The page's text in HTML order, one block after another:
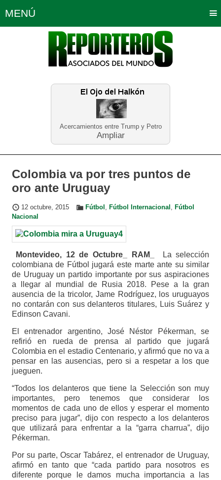
Acercamientos entre Trump y Petro
Ampliar
MENÚ
Política Opinión Bogotá
Planeta Tierra Deportes
Educación Neira
Colombia va por tres puntos de
oro ante Uruguay
12 octubre, 2015 Fútbol , Fútbol Internacional , Fútbol
Nacional
Montevideo, 12 de Octubre_ RAM_
La selección
colombiana de Fútbol jugará este marte ante su similar
de Uruguay un partido importante por sus aspiraciones
a llegar al mundial de Rusia 2018. Pese a la gran
ausencia de la tricolor, Jame Rodríguez, los uruguayos
no contarán con sus delanteros titulares, Luis Suárez y
Edinson Cavani.
El entrenador argentino, José Néstor Pékerman, se
refirió en rueda de prensa al partido que jugará
Colombia en el estadio Centenario, y afirmó que no va a
pensar en las ausencias, pero si a respetar a los que
jueguen.
“Todos los delanteros que tiene la Selección son muy
importantes, pero tenemos que considerar los
momentos de cada uno de ellos y esperar el momento
preciso para jugar”, dijo con respecto a los delanteros
que utilizará para enfrentar a la “garra charrua”, dijo
Pékerman.
Por su parte, Oscar Tabárez, el entrenador de Uruguay,
afirmó en tanto que “cada partido para nosotros es
diferente porque le damos mucha importancia a las